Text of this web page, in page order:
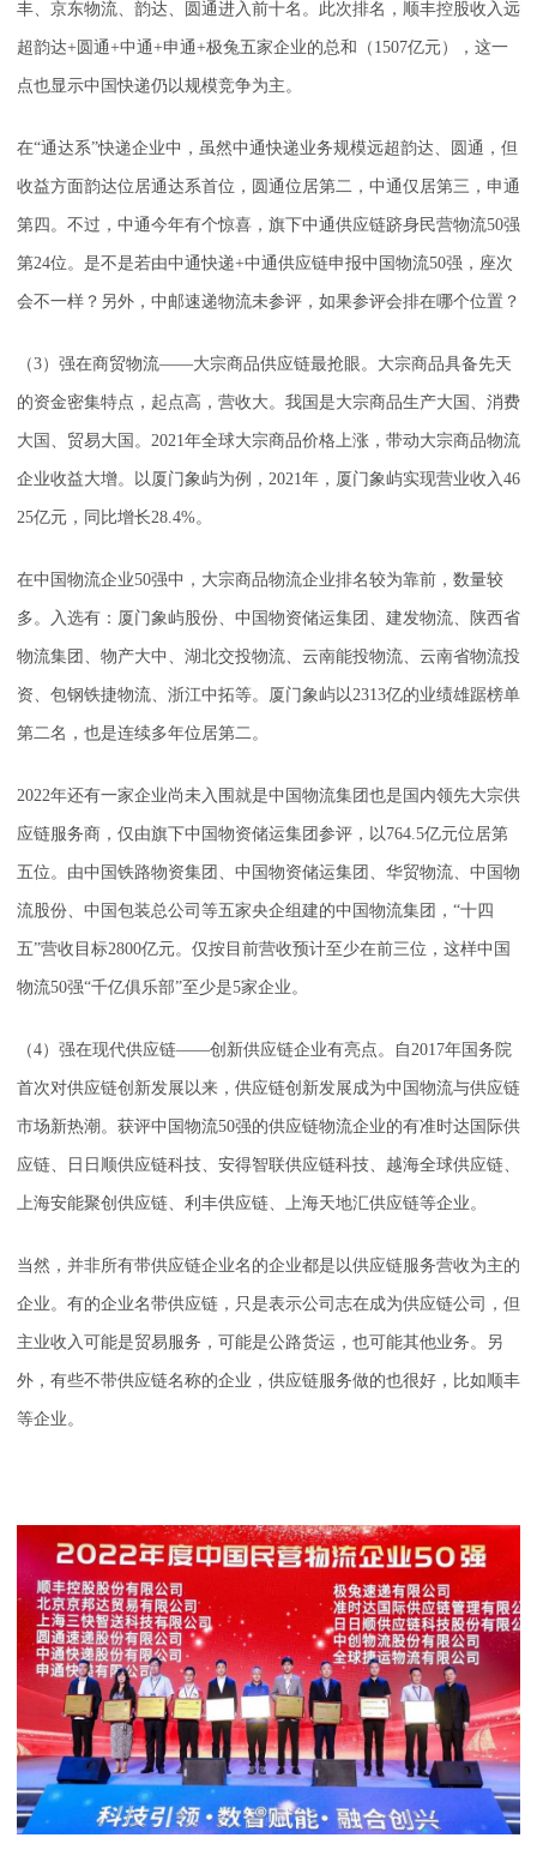
丰、京东物流、韵达、圆通进入前十名。此次排名，顺丰控股收入远
超韵达+圆通+中通+申通+极兔五家企业的总和（1507亿元），这一
点也显示中国快递仍以规模竞争为主。
在“通达系”快递企业中，虽然中通快递业务规模远超韵达、圆通，但
收益方面韵达位居通达系首位，圆通位居第二，中通仅居第三，申通
第四。不过，中通今年有个惊喜，旗下中通供应链跻身民营物流50强
第24位。是不是若由中通快递+中通供应链申报中国物流50强，座次
会不一样？另外，中邮速递物流未参评，如果参评会排在哪个位置？
（3）强在商贸物流——大宗商品供应链最抢眼。大宗商品具备先天
的资金密集特点，起点高，营收大。我国是大宗商品生产大国、消费
大国、贸易大国。2021年全球大宗商品价格上涨，带动大宗商品物流
企业收益大增。以厦门象屿为例，2021年，厦门象屿实现营业收入46
25亿元，同比增长28.4%。
在中国物流企业50强中，大宗商品物流企业排名较为靠前，数量较
多。入选有：厦门象屿股份、中国物资储运集团、建发物流、陕西省
物流集团、物产大中、湖北交投物流、云南能投物流、云南省物流投
资、包钢铁捷物流、浙江中拓等。厦门象屿以2313亿的业绩雄踞榜单
第二名，也是连续多年位居第二。
2022年还有一家企业尚未入围就是中国物流集团也是国内领先大宗供
应链服务商，仅由旗下中国物资储运集团参评，以764.5亿元位居第
五位。由中国铁路物资集团、中国物资储运集团、华贸物流、中国物
流股份、中国包装总公司等五家央企组建的中国物流集团，“十四
五”营收目标2800亿元。仅按目前营收预计至少在前三位，这样中国
物流50强“千亿俱乐部”至少是5家企业。
（4）强在现代供应链——创新供应链企业有亮点。自2017年国务院
首次对供应链创新发展以来，供应链创新发展成为中国物流与供应链
市场新热潮。获评中国物流50强的供应链物流企业的有准时达国际供
应链、日日顺供应链科技、安得智联供应链科技、越海全球供应链、
上海安能聚创供应链、利丰供应链、上海天地汇供应链等企业。
当然，并非所有带供应链企业名的企业都是以供应链服务营收为主的
企业。有的企业名带供应链，只是表示公司志在成为供应链公司，但
主业收入可能是贸易服务，可能是公路货运，也可能其他业务。另
外，有些不带供应链名称的企业，供应链服务做的也很好，比如顺丰
等企业。